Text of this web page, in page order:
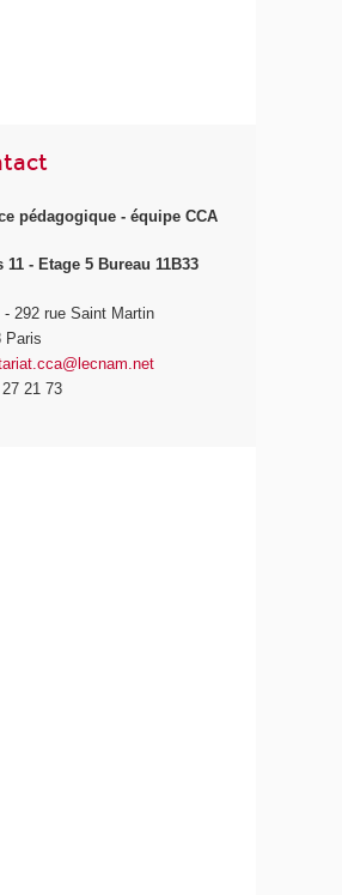
pédagogique - équipe CCA
11 - Etage 5 Bureau 11B33
- 292 rue Saint Martin
Paris
21 73